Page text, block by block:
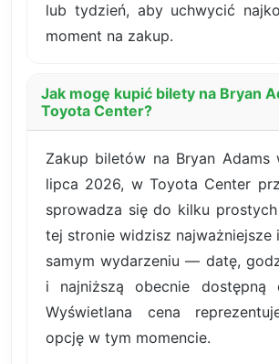
lub tydzień, aby uchwycić
moment na zakup.
Jak mogę kupić bilety na Bryan
Toyota Center?
Zakup biletów na Bryan Adams
lipca 2026, w Toyota Center
sprowadza się do kilku
tej stronie widzisz najważniejsze
samym wydarzeniu — datę,
i najniższą obecnie dostępną
Wyświetlana cena
opcję w tym momencie.